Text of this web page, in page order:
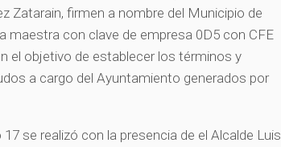
Zatarain, firmen a nombre del Municipio de
maestra con clave de empresa 0D5 con CFE
el objetivo de establecer los términos y
a cargo del Ayuntamiento generados por
se realizó con la presencia de el Alcalde Luis